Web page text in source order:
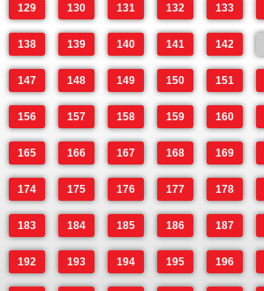
129 130 131 132 133
138 139 140 141 142
147 148 149 150 151
156 157 158 159 160
165 166 167 168 169
174 175 176 177 178
183 184 185 186 187
192 193 194 195 196